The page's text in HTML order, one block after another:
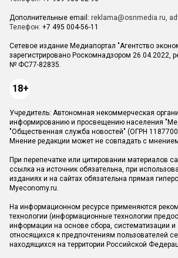
Дополнительные email: reklama@osnmedia.ru,
Телефон: +7 495 004-56-11
Сетевое издание Медиапортал "Агентство
зарегистрировано Роскомнадзором 26.04.2022,
№ ФС77-82835.
18+
Учредитель: Автономная некоммерческая
информированию и просвещению населения
"Общественная служба новостей" (ОГРН
Мнение редакции может не совпадать с
При перепечатке или цитировании материалов
ссылка на источник обязательна, при
изданиях и на сайтах обязательна прямая
Myeconomy.ru.
На информационном ресурсе применяются
технологии (информационные технологии
информации на основе сбора, систематизации
относящихся к предпочтениям пользователей
находящихся на территории Российской